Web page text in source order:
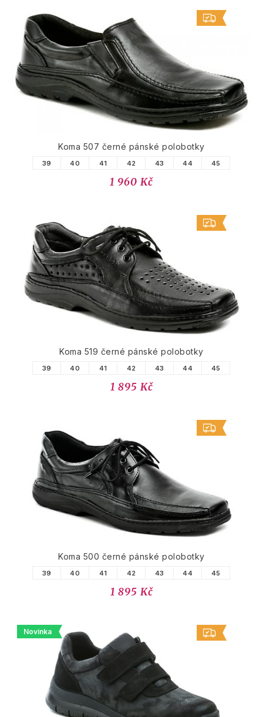
Koma 507 černé pánské polobotky
39 40 41 42 43 44 45
1 960 Kč
Koma 519 černé pánské polobotky
39 40 41 42 43 44 45
1 895 Kč
Koma 500 černé pánské polobotky
39 40 41 42 43 44 45
1 895 Kč
Novinka